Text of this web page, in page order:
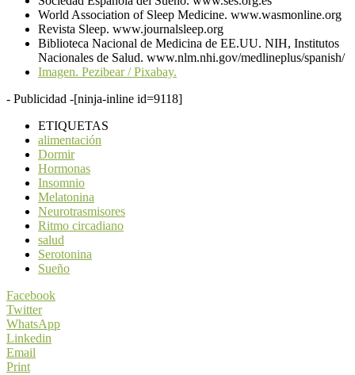
World Association of Sleep Medicine. www.wasmonline.org
Revista Sleep. www.journalsleep.org
Biblioteca Nacional de Medicina de EE.UU. NIH, Institutos
Nacionales de Salud. www.nlm.nhi.gov/medlineplus/spanish/
Imagen. Pezibear / Pixabay.
- Publicidad -[ninja-inline id=9118]
ETIQUETAS
alimentación
Dormir
Hormonas
Insomnio
Melatonina
Neurotrasmisores
Ritmo circadiano
salud
Serotonina
Sueño
Facebook
Twitter
WhatsApp
Linkedin
Email
Print